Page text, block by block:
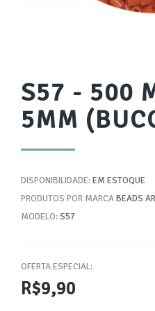
S57 - 500
5MM
DISPONIBILIDADE:EM ESTOQUE
PRODUTOS POR MARCABEADS
MODELO:S57
OFERTA ESPECIAL:
R$9,90